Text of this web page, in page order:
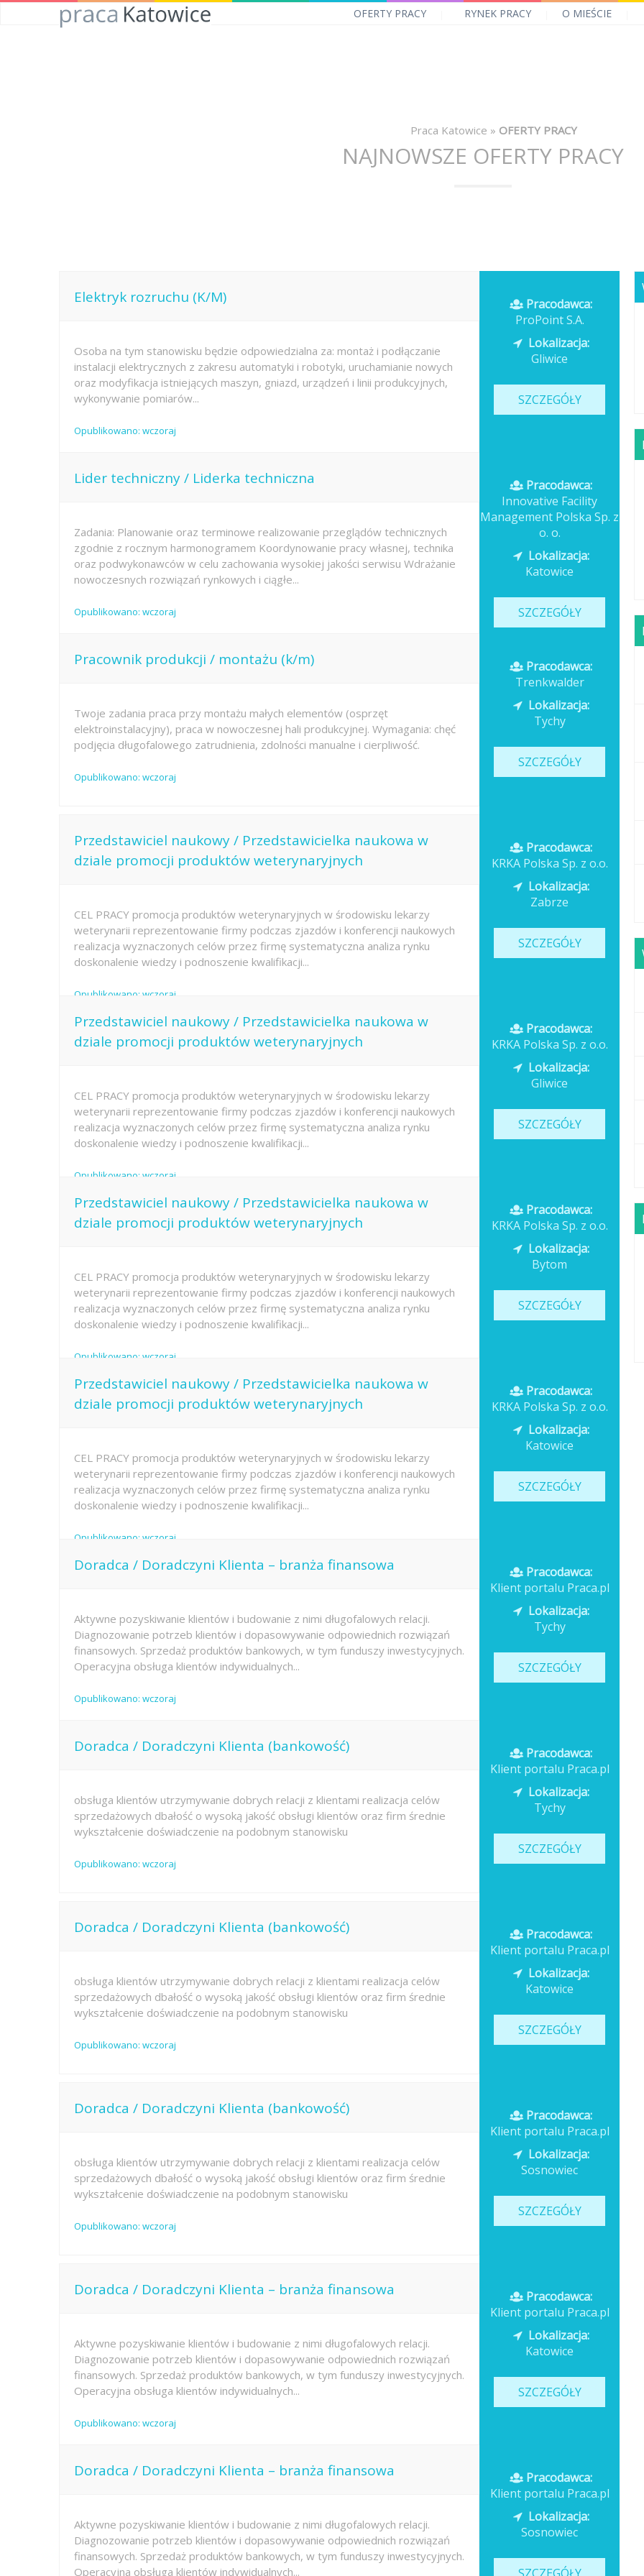
OFERTY PRACY RYNEK PRACY O MIEŚCIE
Praca Katowice » OFERTY PRACY
NAJNOWSZE OFERTY PRACY
Elektryk rozruchu (K/M)
Osoba na tym stanowisku będzie odpowiedzialna za: montaż i podłączanie
instalacji elektrycznych z zakresu automatyki i robotyki, uruchamianie nowych
oraz modyfikacja istniejących maszyn, gniazd, urządzeń i linii produkcyjnych,
wykonywanie pomiarów...
Opublikowano: wczoraj
Pracodawca:
ProPoint S.A.
Lokalizacja:
Gliwice
SZCZEGÓŁY
Lider techniczny / Liderka techniczna
Zadania: Planowanie oraz terminowe realizowanie przeglądów technicznych
zgodnie z rocznym harmonogramem Koordynowanie pracy własnej, technika
oraz podwykonawców w celu zachowania wysokiej jakości serwisu Wdrażanie
nowoczesnych rozwiązań rynkowych i ciągłe...
Opublikowano: wczoraj
Pracodawca:
Innovative Facility
Management Polska Sp. z
o. o.
Lokalizacja:
Katowice
SZCZEGÓŁY
Pracownik produkcji / montażu (k/m)
Twoje zadania praca przy montażu małych elementów (osprzęt
elektroinstalacyjny), praca w nowoczesnej hali produkcyjnej. Wymagania: chęć
podjęcia długofalowego zatrudnienia, zdolności manualne i cierpliwość.
Opublikowano: wczoraj
Pracodawca:
Trenkwalder
Lokalizacja:
Tychy
SZCZEGÓŁY
Przedstawiciel naukowy / Przedstawicielka naukowa w
dziale promocji produktów weterynaryjnych
CEL PRACY promocja produktów weterynaryjnych w środowisku lekarzy
weterynarii reprezentowanie firmy podczas zjazdów i konferencji naukowych
realizacja wyznaczonych celów przez firmę systematyczna analiza rynku
doskonalenie wiedzy i podnoszenie kwalifikacji...
Opublikowano: wczoraj
Pracodawca:
KRKA Polska Sp. z o.o.
Lokalizacja:
Zabrze
SZCZEGÓŁY
Przedstawiciel naukowy / Przedstawicielka naukowa w
dziale promocji produktów weterynaryjnych
CEL PRACY promocja produktów weterynaryjnych w środowisku lekarzy
weterynarii reprezentowanie firmy podczas zjazdów i konferencji naukowych
realizacja wyznaczonych celów przez firmę systematyczna analiza rynku
doskonalenie wiedzy i podnoszenie kwalifikacji...
Opublikowano: wczoraj
Pracodawca:
KRKA Polska Sp. z o.o.
Lokalizacja:
Gliwice
SZCZEGÓŁY
Przedstawiciel naukowy / Przedstawicielka naukowa w
dziale promocji produktów weterynaryjnych
CEL PRACY promocja produktów weterynaryjnych w środowisku lekarzy
weterynarii reprezentowanie firmy podczas zjazdów i konferencji naukowych
realizacja wyznaczonych celów przez firmę systematyczna analiza rynku
doskonalenie wiedzy i podnoszenie kwalifikacji...
Opublikowano: wczoraj
Pracodawca:
KRKA Polska Sp. z o.o.
Lokalizacja:
Bytom
SZCZEGÓŁY
Przedstawiciel naukowy / Przedstawicielka naukowa w
dziale promocji produktów weterynaryjnych
CEL PRACY promocja produktów weterynaryjnych w środowisku lekarzy
weterynarii reprezentowanie firmy podczas zjazdów i konferencji naukowych
realizacja wyznaczonych celów przez firmę systematyczna analiza rynku
doskonalenie wiedzy i podnoszenie kwalifikacji...
Opublikowano: wczoraj
Pracodawca:
KRKA Polska Sp. z o.o.
Lokalizacja:
Katowice
SZCZEGÓŁY
Doradca / Doradczyni Klienta – branża finansowa
Aktywne pozyskiwanie klientów i budowanie z nimi długofalowych relacji.
Diagnozowanie potrzeb klientów i dopasowywanie odpowiednich rozwiązań
finansowych. Sprzedaż produktów bankowych, w tym funduszy inwestycyjnych.
Operacyjna obsługa klientów indywidualnych...
Opublikowano: wczoraj
Pracodawca:
Klient portalu Praca.pl
Lokalizacja:
Tychy
SZCZEGÓŁY
Doradca / Doradczyni Klienta (bankowość)
obsługa klientów utrzymywanie dobrych relacji z klientami realizacja celów
sprzedażowych dbałość o wysoką jakość obsługi klientów oraz firm średnie
wykształcenie doświadczenie na podobnym stanowisku
Opublikowano: wczoraj
Pracodawca:
Klient portalu Praca.pl
Lokalizacja:
Tychy
SZCZEGÓŁY
Doradca / Doradczyni Klienta (bankowość)
obsługa klientów utrzymywanie dobrych relacji z klientami realizacja celów
sprzedażowych dbałość o wysoką jakość obsługi klientów oraz firm średnie
wykształcenie doświadczenie na podobnym stanowisku
Opublikowano: wczoraj
Pracodawca:
Klient portalu Praca.pl
Lokalizacja:
Katowice
SZCZEGÓŁY
Doradca / Doradczyni Klienta (bankowość)
obsługa klientów utrzymywanie dobrych relacji z klientami realizacja celów
sprzedażowych dbałość o wysoką jakość obsługi klientów oraz firm średnie
wykształcenie doświadczenie na podobnym stanowisku
Opublikowano: wczoraj
Pracodawca:
Klient portalu Praca.pl
Lokalizacja:
Sosnowiec
SZCZEGÓŁY
Doradca / Doradczyni Klienta – branża finansowa
Aktywne pozyskiwanie klientów i budowanie z nimi długofalowych relacji.
Diagnozowanie potrzeb klientów i dopasowywanie odpowiednich rozwiązań
finansowych. Sprzedaż produktów bankowych, w tym funduszy inwestycyjnych.
Operacyjna obsługa klientów indywidualnych...
Opublikowano: wczoraj
Pracodawca:
Klient portalu Praca.pl
Lokalizacja:
Katowice
SZCZEGÓŁY
Doradca / Doradczyni Klienta – branża finansowa
Aktywne pozyskiwanie klientów i budowanie z nimi długofalowych relacji.
Diagnozowanie potrzeb klientów i dopasowywanie odpowiednich rozwiązań
finansowych. Sprzedaż produktów bankowych, w tym funduszy inwestycyjnych.
Operacyjna obsługa klientów indywidualnych...
Pracodawca:
Klient portalu Praca.pl
Lokalizacja:
Sosnowiec